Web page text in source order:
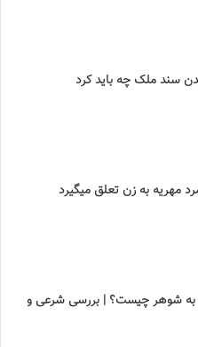
سند ملک چه باید کرد
مهریه به زن تعلق میگیرد
شوهر چیست؟ | بررسی شرعی و